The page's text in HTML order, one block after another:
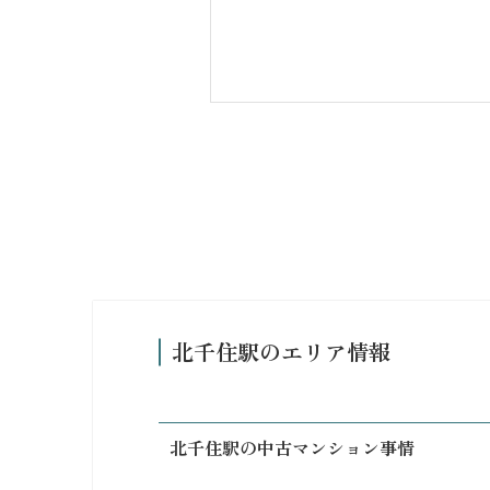
北千住駅のエリア情報
北千住駅の中古マンション事情